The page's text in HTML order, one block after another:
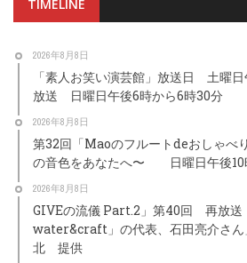
TIMELINE
2026年8月8日
「素人お笑い演芸館」放送日 土曜
放送 日曜日午後6時から6時30分
2026年8月8日
第32回「Maoのフルートdeおしゃべ
の音色をあなたへ〜 日曜日午後10
2026年8月8日
GIVEの流儀 Part.2」第40回 再放
water&craft」の代表、石田亮介さ
北 提供